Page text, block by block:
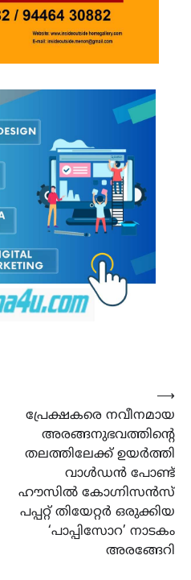
പ്രേക്ഷകരെ നവീനമായ
അരങ്ങനുഭവത്തിന്‍റെ
തലത്തിലേക്ക് ഉയർത്തി
വാൾഡൻ പോണ്ട്
ഹൗസിൽ കോഗ്നിസൻസ്
പപ്പറ്റ് തിയേറ്റർ ഒരുക്കിയ
‘പാപ്പിസോറ’ നാടകം
അരങ്ങേറി
⟶